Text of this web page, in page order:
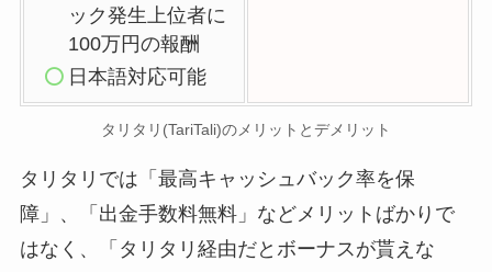
ック発生上位者に
100万円の報酬
日本語対応可能
タリタリ(TariTali)のメリットとデメリット
タリタリでは「最高キャッシュバック率を保
障」、「出金手数料無料」などメリットばかりで
はなく、「タリタリ経由だとボーナスが貰えな